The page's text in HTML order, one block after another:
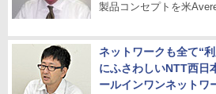
製品コンセプトを米
ネットワークも全て“
にふさわしいNTT西日
ールインワンネットワ